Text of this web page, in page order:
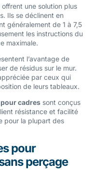
une solution plus
Ils se déclinent en
généralement de 1 à 7,5
les instructions du
maximale.
l’avantage de
de résidus sur le mur.
par ceux qui
de leurs tableaux.
cadres sont conçus
résistance et facilité
pour la plupart des
pour
perçage